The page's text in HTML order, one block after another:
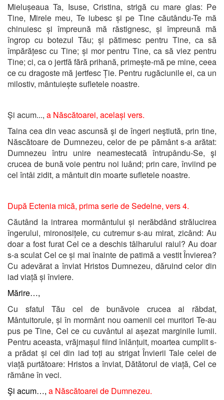
Mielușeaua Ta, Isuse, Cristina, strigă cu mare glas: Pe
Tine, Mirele meu, Te iubesc și pe Tine căutându-Te mă
chinuiesc și împreună mă răstignesc, și împreună mă
îngrop cu botezul Tău; și pătimesc pentru Tine, ca să
împărățesc cu Tine; și mor pentru Tine, ca să viez pentru
Tine; ci, ca o jertfă fără prihană, primește-mă pe mine, ceea
ce cu dragoste mă jertfesc Ție. Pentru rugăciunile ei, ca un
milostiv, mântuiește sufletele noastre.
Și acum..., a Născătoarei, același vers.
Taina cea din veac ascunsă şi de îngeri neştiută, prin tine,
Născătoare de Dumnezeu, celor de pe pământ s-a arătat:
Dumnezeu întru unire neamestecată întrupându-Se, şi
crucea de bună voie pentru noi luând; prin care, înviind pe
cel întâi zidit, a mântuit din moarte sufletele noastre.
După Ectenia mică, prima serie de Sedelne, vers 4.
Căutând la intrarea mormântului și nerăbdând strălucirea
îngerului, mironosițele, cu cutremur s-au mirat, zicând: Au
doar a fost furat Cel ce a deschis tâlharului raiul? Au doar
s-a sculat Cel ce și mai înainte de patimă a vestit Învierea?
Cu adevărat a înviat Hristos ­Dumnezeu, dăruind celor din
iad viață și înviere.
Mărire…,
Cu sfatul Tău cel de bunăvoie crucea ai răbdat,
Mântuitorule, și în mormânt nou oamenii cei muritori Te-au
pus pe Tine, Cel ce cu cuvântul ai așezat marginile lumii.
Pentru aceasta, vrăjmașul fiind înlănțuit, moartea cumplit s-
a prădat și cei din iad toți au strigat Învierii Tale celei de
viață purtătoare: Hristos a înviat, Dătătorul de viață, Cel ce
rămâne în veci.
Şi acum…, a Născătoarei de Dumnezeu.